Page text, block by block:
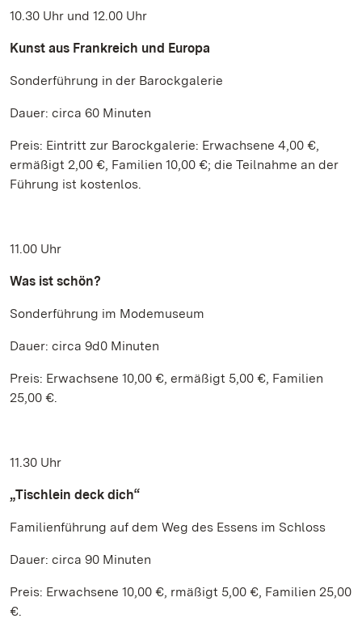
10.30 Uhr und 12.00 Uhr
Kunst aus Frankreich und Europa
Sonderführung in der Barockgalerie
Dauer: circa 60 Minuten
Preis: Eintritt zur Barockgalerie: Erwachsene 4,00 €,
ermäßigt 2,00 €, Familien 10,00 €; die Teilnahme an der
Führung ist kostenlos.
11.00 Uhr
Was ist schön?
Sonderführung im Modemuseum
Dauer: circa 9d0 Minuten
Preis: Erwachsene 10,00 €, ermäßigt 5,00 €, Familien
25,00 €.
11.30 Uhr
„Tischlein deck dich“
Familienführung auf dem Weg des Essens im Schloss
Dauer: circa 90 Minuten
Preis: Erwachsene 10,00 €, rmäßigt 5,00 €, Familien 25,00
€.